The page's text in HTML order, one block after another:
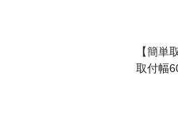
【簡単
取付幅